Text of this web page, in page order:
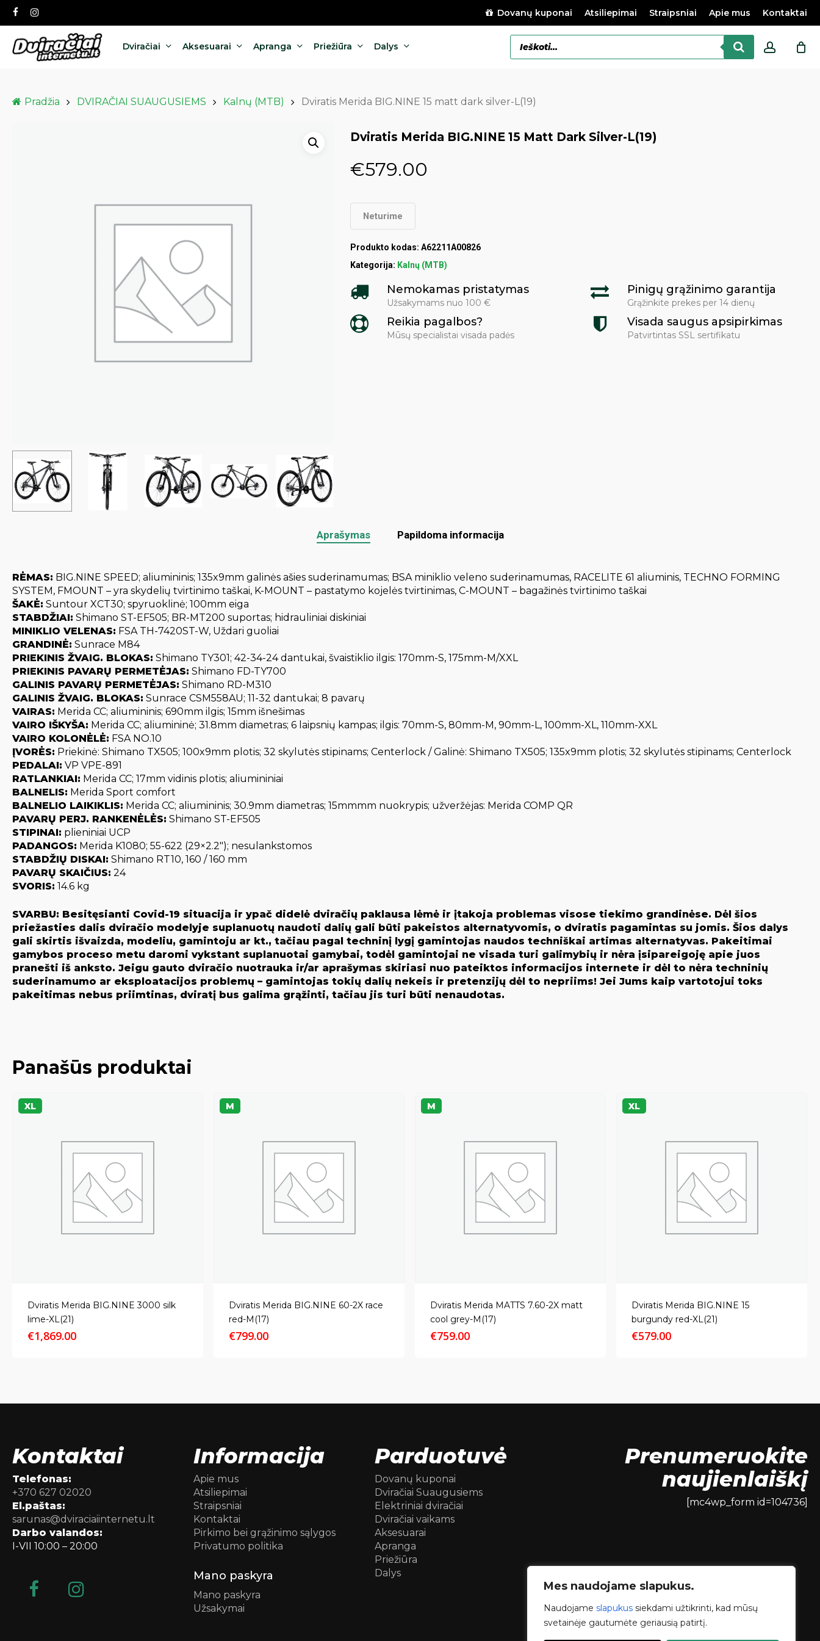
Mes naudojame slapukus.
Naudojame slapukus siekdami užtikrinti, kad mūsų
svetainėje gautumėte geriausią patirtį.
Skip
content
facebookinstagram Dovanų kuponai Atsiliepimai Straipsniai Apie mus Kontaktai
Dviračiai Aksesuarai Apranga Priežiūra Dalys
Products
search
Pradžia DVIRAČIAI SUAUGUSIEMS Kalnų (MTB) Dviratis Merida BIG.NINE 15 matt dark silver-L(19)
Dviratis Merida BIG.NINE 15 Matt Dark Silver-L(19)
€579.00
Neturime
Produkto kodas:A62211A00826
Kategorija: Kalnų (MTB)
Nemokamas pristatymas
Užsakymams nuo 100 €
Pinigų grąžinimo garantija
Grąžinkite prekes per 14 dienų
Reikia pagalbos?
Mūsų specialistai visada padės
Visada saugus apsipirkimas
Patvirtintas SSL sertifikatu
Aprašymas Papildoma informacija
RĖMAS: BIG.NINE SPEED; aliumininis; 135x9mm galinės ašies suderinamumas; BSA miniklio veleno suderinamumas, RACELITE 61 aliuminis, TECHNO FORMING
SYSTEM, FMOUNT – yra skydelių tvirtinimo taškai, K-MOUNT – pastatymo kojelės tvirtinimas, C-MOUNT – bagažinės tvirtinimo taškai
ŠAKĖ: Suntour XCT30; spyruoklinė; 100mm eiga
STABDŽIAI: Shimano ST-EF505; BR-MT200 suportas; hidrauliniai diskiniai
MINIKLIO VELENAS: FSA TH-7420ST-W, Uždari guoliai
GRANDINĖ: Sunrace M84
PRIEKINIS ŽVAIG. BLOKAS: Shimano TY301; 42-34-24 dantukai, švaistiklio ilgis: 170mm-S, 175mm-M/XXL
PRIEKINIS PAVARŲ PERMETĖJAS: Shimano FD-TY700
GALINIS PAVARŲ PERMETĖJAS: Shimano RD-M310
GALINIS ŽVAIG. BLOKAS: Sunrace CSM558AU; 11-32 dantukai; 8 pavarų
VAIRAS: Merida CC; aliumininis; 690mm ilgis; 15mm išnešimas
VAIRO IŠKYŠA: Merida CC; aliumininė; 31.8mm diametras; 6 laipsnių kampas; ilgis: 70mm-S, 80mm-M, 90mm-L, 100mm-XL, 110mm-XXL
VAIRO KOLONĖLĖ: FSA NO.10
ĮVORĖS: Priekinė: Shimano TX505; 100x9mm plotis; 32 skylutės stipinams; Centerlock / Galinė: Shimano TX505; 135x9mm plotis; 32 skylutės stipinams; Centerlock
PEDALAI: VP VPE-891
RATLANKIAI: Merida CC; 17mm vidinis plotis; aliumininiai
BALNELIS: Merida Sport comfort
BALNELIO LAIKIKLIS: Merida CC; aliumininis; 30.9mm diametras; 15mmmm nuokrypis; užveržėjas: Merida COMP QR
PAVARŲ PERJ. RANKENĖLĖS: Shimano ST-EF505
STIPINAI: plieniniai UCP
PADANGOS: Merida K1080; 55-622 (29×2.2″); nesulankstomos
STABDŽIŲ DISKAI: Shimano RT10, 160 / 160 mm
PAVARŲ SKAIČIUS: 24
SVORIS: 14.6 kg
SVARBU: Besitęsianti Covid-19 situacija ir ypač didelė dviračių paklausa lėmė ir įtakoja problemas visose tiekimo grandinėse. Dėl šios
priežasties dalis dviračio modelyje suplanuotų naudoti dalių gali būti pakeistos alternatyvomis, o dviratis pagamintas su jomis. Šios dalys
gali skirtis išvaizda, modeliu, gamintoju ar kt., tačiau pagal techninį lygį gamintojas naudos techniškai artimas alternatyvas. Pakeitimai
gamybos proceso metu daromi vykstant suplanuotai gamybai, todėl gamintojai ne visada turi galimybių ir nėra įsipareigoję apie juos
pranešti iš anksto. Jeigu gauto dviračio nuotrauka ir/ar aprašymas skiriasi nuo pateiktos informacijos internete ir dėl to nėra techninių
suderinamumo ar eksploatacijos problemų – gamintojas tokių dalių nekeis ir pretenzijų dėl to nepriims! Jei Jums kaip vartotojui toks
pakeitimas nebus priimtinas, dviratį bus galima grąžinti, tačiau jis turi būti nenaudotas.
Panašūs produktai
Dviratis Merida BIG.NINE 3000 silk
lime-XL(21)
€1,869.00
XL
Dviratis Merida BIG.NINE 60-2X race
red-M(17)
€799.00
M
Dviratis Merida MATTS 7.60-2X matt
cool grey-M(17)
€759.00
M
Dviratis Merida BIG.NINE 15
burgundy red-XL(21)
€579.00
XL
Kontaktai
Telefonas:
+370 627 02020
El.paštas:
sarunas@dviraciaiinternetu.lt
Darbo valandos:
I-VII 10:00 – 20:00
Informacija
Apie mus
Atsiliepimai
Straipsniai
Kontaktai
Pirkimo bei grąžinimo sąlygos
Privatumo politika
Mano paskyra
Mano paskyra
Užsakymai
Parduotuvė
Dovanų kuponai
Dviračiai Suaugusiems
Elektriniai dviračiai
Dviračiai vaikams
Aksesuarai
Apranga
Priežiūra
Dalys
Prenumeruokite
naujienlaiškį
[mc4wp_form id=104736]